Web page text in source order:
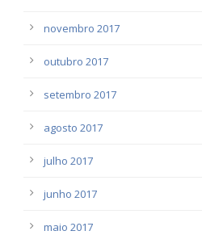
novembro 2017
outubro 2017
setembro 2017
agosto 2017
julho 2017
junho 2017
maio 2017